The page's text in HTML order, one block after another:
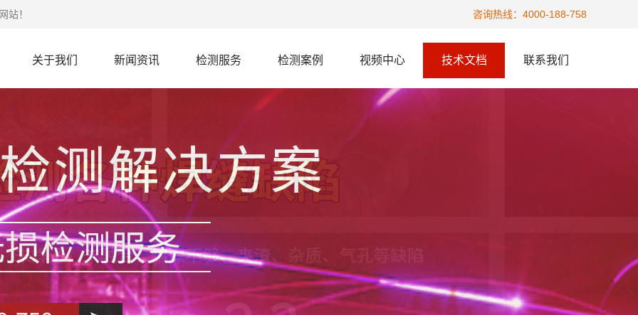
站！ 咨询热线：4000-188-758
关于我们 新闻资讯 检测服务 检测案例 视频中心 技术文档 联系我们